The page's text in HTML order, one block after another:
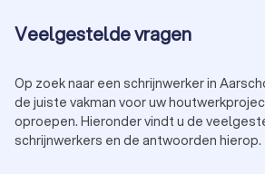
Veelgestelde vragen
Op zoek naar een schrijnwerker in
de juiste vakman voor uw
oproepen. Hieronder vindt u de
schrijnwerkers en de antwoorden hierop.